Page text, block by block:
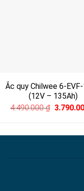
Ắc quy Chilwee 6-
(12V – 135Ah)
4.490.000₫ Original